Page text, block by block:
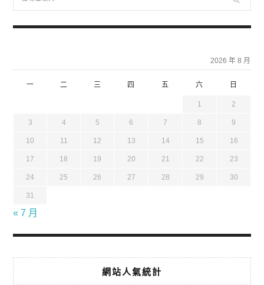
2026 年 8 月
一 二 三 四 五 六 日
1 2
3 4 5 6 7 8 9
10 11 12 13 14 15 16
17 18 19 20 21 22 23
24 25 26 27 28 29 30
31
« 7 月
網站人氣統計